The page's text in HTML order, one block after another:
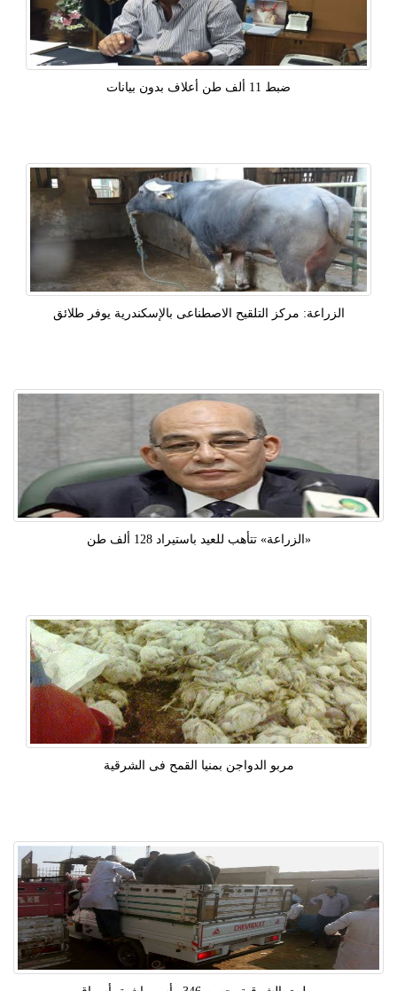
ضبط 11 ألف طن أعلاف بدون بيانات
الزراعة: مركز التلقيح الاصطناعى بالإسكندرية يوفر طلائق
«الزراعة» تتأهب للعيد باستيراد 128 ألف طن
مربو الدواجن بمنيا القمح فى الشرقية